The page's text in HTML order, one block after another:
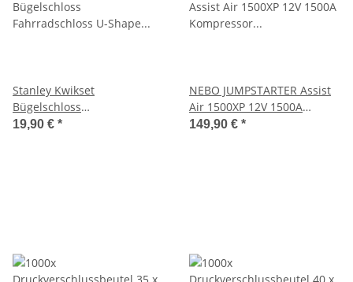
Stanley Kwikset
Bügelschloss
Fahrradschloss U-Shape
19,90 € *
NEBO JUMPSTARTER Assist
Air 1500XP 12V 1500A
Kompressor Powerbank
149,90 € *